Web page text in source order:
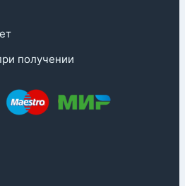
получении